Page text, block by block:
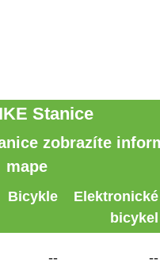
Stanice
zobrazíte
mape
Bicykle
Elektronické
bicykel
-- --